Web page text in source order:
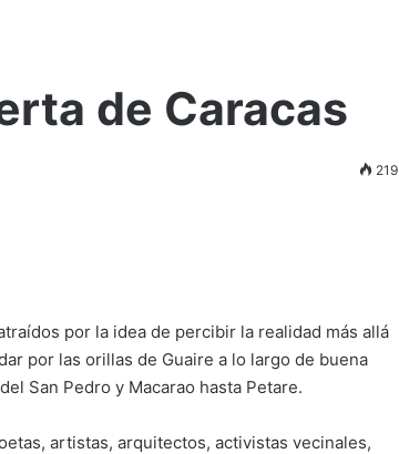
de Caracas
219
por la idea de percibir la realidad más allá
por las orillas de Guaire a lo largo de buena
San Pedro y Macarao hasta Petare.
artistas, arquitectos, activistas vecinales,